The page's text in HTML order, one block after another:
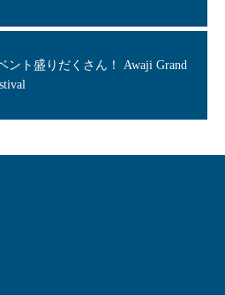
ント盛りだくさん！ Awaji Grand